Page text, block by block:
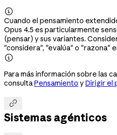

Cuando el pensamiento
Opus 4.5 es particularmente
(pensar) y sus variantes.
"considera", "evalúa" o "razona"

Para más información sobre las
consultaPensamiento yDirigir el

Sistemas agénticos